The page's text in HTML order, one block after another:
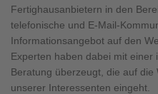
Fertighausanbietern in den
telefonische und E-Mail-
Informationsangebot auf den
Experten haben dabei mit einer
Beratung überzeugt, die auf die
unserer Interessenten eingeht.